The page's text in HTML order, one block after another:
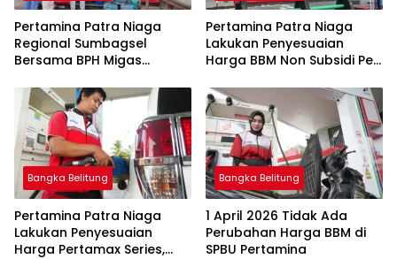
Pertamina Patra Niaga
Regional Sumbagsel
Bersama BPH Migas
Penyaluran BBM Subsidi
bagi Nelayan melalui
Aplikasi XSTAR
Pertamina Patra Niaga
Lakukan Penyesuaian
Harga BBM Non Subsidi Per
Bangka Belitung
Pertamina Patra Niaga
Lakukan Penyesuaian
Harga Pertamax Series,
Bangka Belitung
1 April 2026 Tidak Ada
Perubahan Harga BBM di
SPBU Pertamina